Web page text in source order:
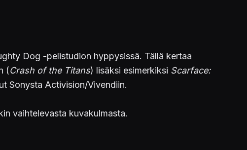
Dog -pelistudion hyppysissä. Tällä kertaa
(Crash of the Titans) lisäksi esimerkiksi Scarface:
Sonysta Activision/Vivendiin.
vaihtelevasta kuvakulmasta.